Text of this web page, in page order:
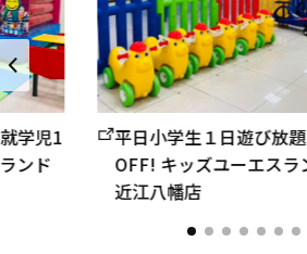
学児1
ンド
平日小学生１日遊び放
OFF! キッズユーエスラ
近江八幡店